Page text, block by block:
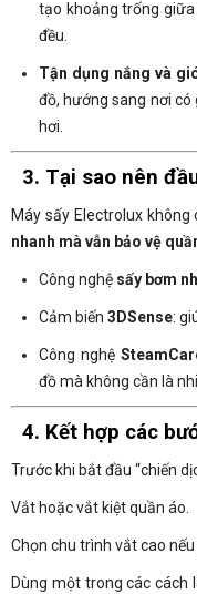
tạo khoảng trống
đều.
Tận dụng nắng và
đồ, hướng sang nơi
hơi.
3. Tại sao nên
Máy sấy Electrolux không
nhanh mà vẫn bảo vệ
Công nghệ sấy bơm
Cảm biến 3DSense:
Công nghệ
đồ mà không cần là
4. Kết hợp các
Trước khi bắt đầu “chiến
Vắt hoặc vắt kiệt quần áo.
Chọn chu trình vắt cao
Dùng một trong các cách